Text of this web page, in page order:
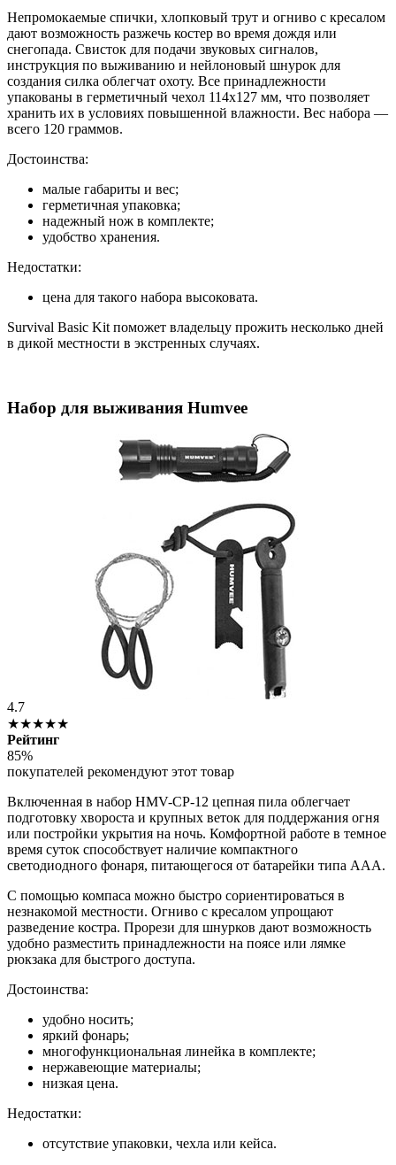
Непромокаемые спички, хлопковый трут и огниво с кресалом
дают возможность разжечь костер во время дождя или
снегопада. Свисток для подачи звуковых сигналов,
инструкция по выживанию и нейлоновый шнурок для
создания силка облегчат охоту. Все принадлежности
упакованы в герметичный чехол 114х127 мм, что позволяет
хранить их в условиях повышенной влажности. Вес набора —
всего 120 граммов.
Достоинства:
малые габариты и вес;
герметичная упаковка;
надежный нож в комплекте;
удобство хранения.
Недостатки:
цена для такого набора высоковата.
Survival Basic Kit поможет владельцу прожить несколько дней
в дикой местности в экстренных случаях.
Набор для выживания Humvee
4.7
★★★★★
Рейтинг
85%
покупателей рекомендуют этот товар
Включенная в набор HMV-CP-12 цепная пила облегчает
подготовку хвороста и крупных веток для поддержания огня
или постройки укрытия на ночь. Комфортной работе в темное
время суток способствует наличие компактного
светодиодного фонаря, питающегося от батарейки типа AAA.
С помощью компаса можно быстро сориентироваться в
незнакомой местности. Огниво с кресалом упрощают
разведение костра. Прорези для шнурков дают возможность
удобно разместить принадлежности на поясе или лямке
рюкзака для быстрого доступа.
Достоинства:
удобно носить;
яркий фонарь;
многофункциональная линейка в комплекте;
нержавеющие материалы;
низкая цена.
Недостатки:
отсутствие упаковки, чехла или кейса.